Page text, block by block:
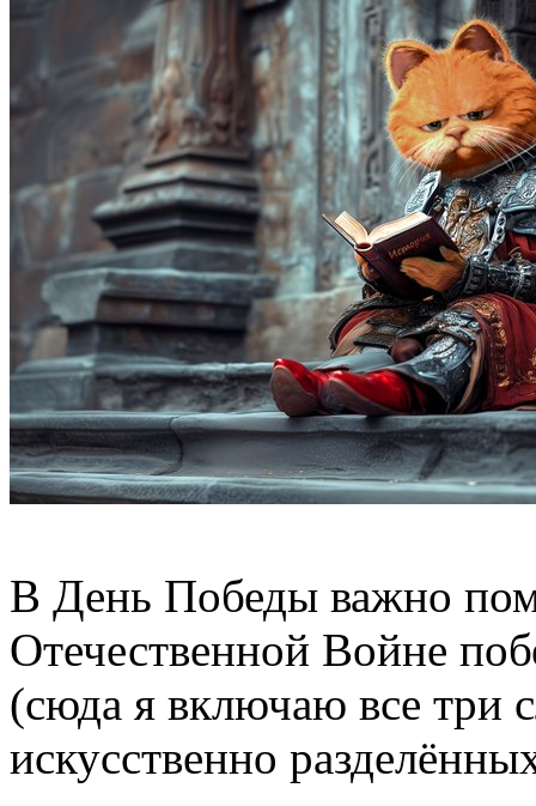
В День Победы важно
Отечественной Войне
(сюда я включаю все три
искусственно